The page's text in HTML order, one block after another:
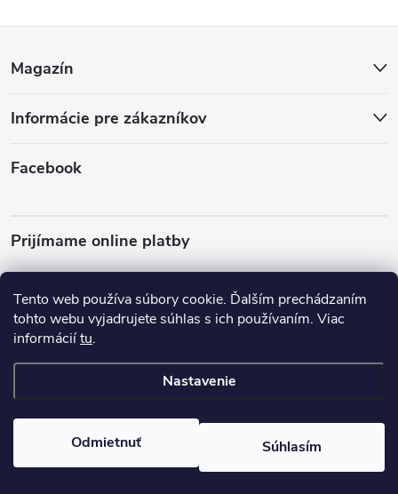
Tento web používa súbory cookie. Ďalším prechádzaním
tohto webu vyjadrujete súhlas s ich používaním. Viac
informáciítu.
Nastavenie
Odmietnuť Súhlasím
p
ä
i
e
Magazín
Informácie pre zákazníkov
Facebook
Prijímame online platby
almonature.sk. Všetky práva vyhradené.